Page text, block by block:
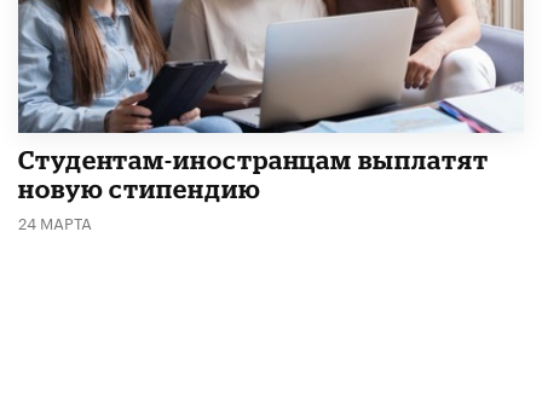
Студентам-иностранцам выплатят
новую стипендию
24 МАРТА